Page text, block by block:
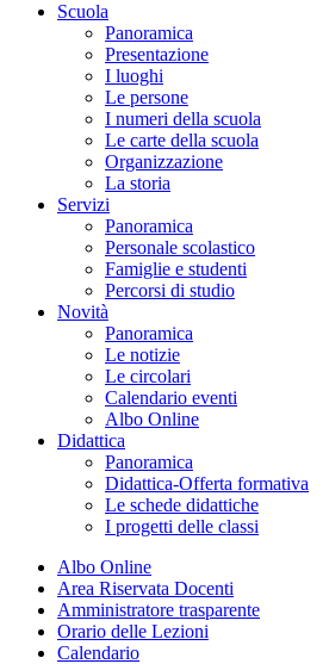
Scuola
Panoramica
Presentazione
I luoghi
Le persone
I numeri della scuola
Le carte della scuola
Organizzazione
La storia
Servizi
Panoramica
Personale scolastico
Famiglie e studenti
Percorsi di studio
Novità
Panoramica
Le notizie
Le circolari
Calendario eventi
Albo Online
Didattica
Panoramica
Didattica-Offerta formativa
Le schede didattiche
I progetti delle classi
Albo Online
Area Riservata Docenti
Amministratore trasparente
Orario delle Lezioni
Calendario